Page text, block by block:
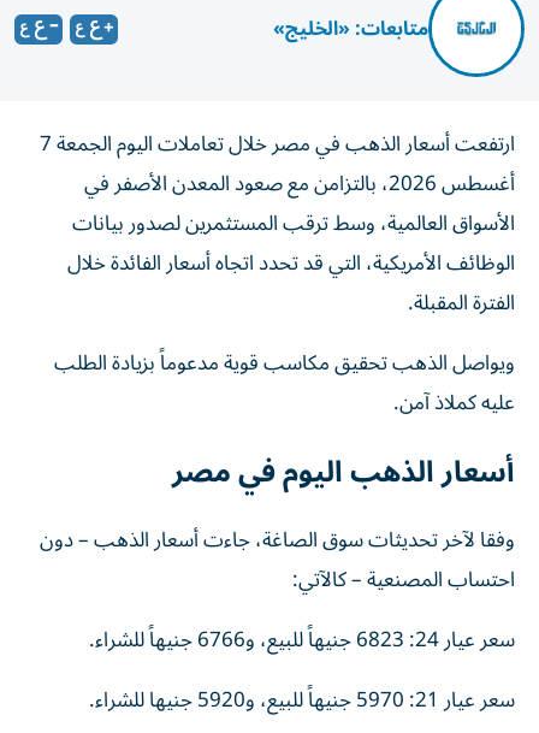
متابعات: «الخليج»
ارتفعت أسعار الذهب في مصر خلال تعاملات اليوم الجمعة 7
أغسطس 2026، بالتزامن مع صعود المعدن الأصفر في
الأسواق العالمية، وسط ترقب المستثمرين لصدور بيانات
الوظائف الأمريكية، التي قد تحدد اتجاه أسعار الفائدة خلال
الفترة المقبلة.
ويواصل الذهب تحقيق مكاسب قوية مدعوماً بزيادة الطلب
عليه كملاذ آمن.
أسعار الذهب اليوم في مصر
وفقا لآخر تحديثات سوق الصاغة، جاءت أسعار الذهب – دون
احتساب المصنعية – كالآتي:
سعر عيار 24: 6823 جنيهاً للبيع، و6766 جنيهاً للشراء.
سعر عيار 21: 5970 جنيهاً للبيع، و5920 جنيها للشراء.